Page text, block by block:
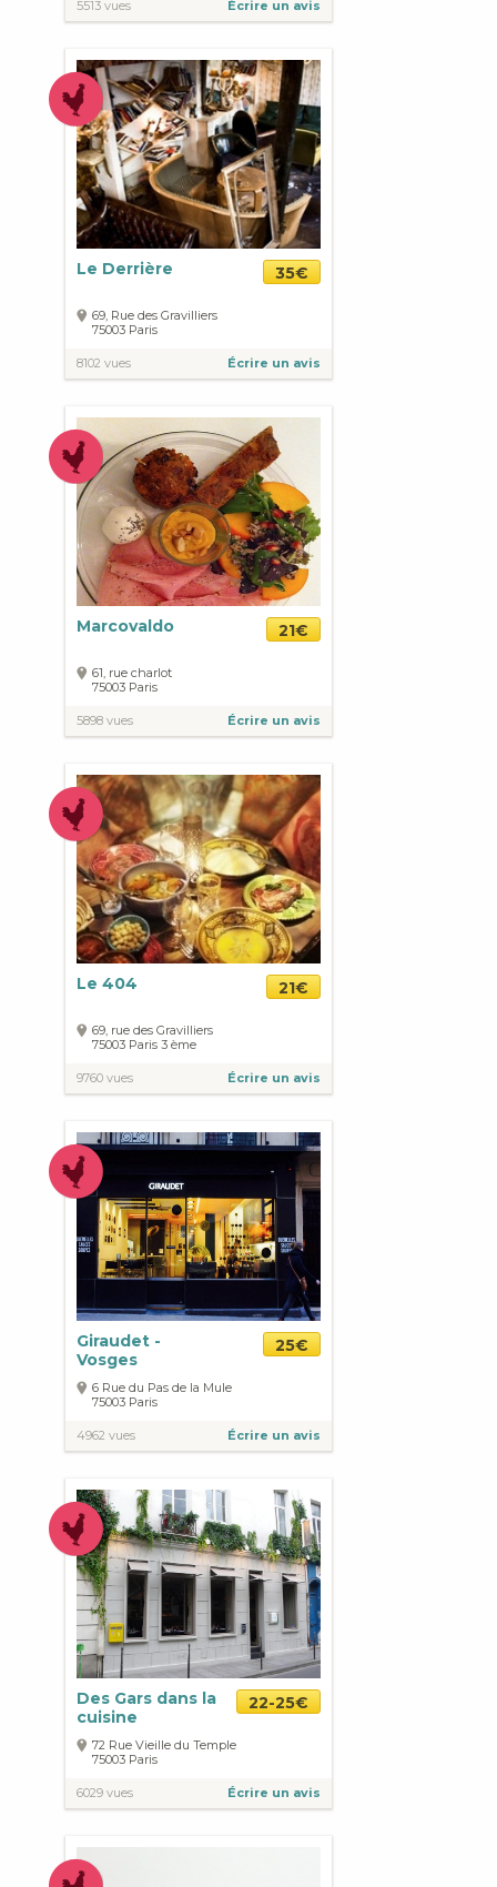
5513 vues Écrire un avis
Le Derrière 35€
69, Rue des Gravilliers
75003 Paris
8102 vues Écrire un avis
Marcovaldo 21€
61, rue charlot
75003 Paris
5898 vues Écrire un avis
Le 404 21€
69, rue des Gravilliers
75003 Paris 3 ème
9760 vues Écrire un avis
Giraudet -
Vosges
25€
6 Rue du Pas de la Mule
75003 Paris
4962 vues Écrire un avis
Des Gars dans la
cuisine
22-25€
72 Rue Vieille du Temple
75003 Paris
6029 vues Écrire un avis